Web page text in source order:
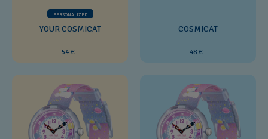
PERSONALIZED
YOUR COSMICAT
54 €
COSMICAT
48 €